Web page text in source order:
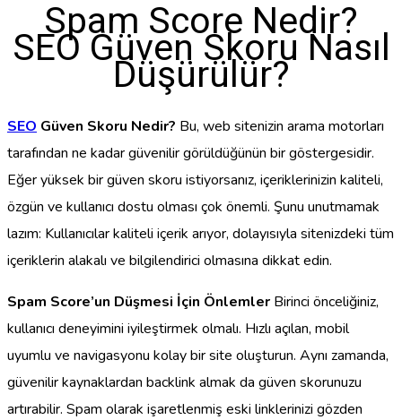
Spam Score Nedir?
SEO Güven Skoru Nasıl
Düşürülür?
SEO Güven Skoru Nedir? Bu, web sitenizin arama motorları
tarafından ne kadar güvenilir görüldüğünün bir göstergesidir.
Eğer yüksek bir güven skoru istiyorsanız, içeriklerinizin kaliteli,
özgün ve kullanıcı dostu olması çok önemli. Şunu unutmamak
lazım: Kullanıcılar kaliteli içerik arıyor, dolayısıyla sitenizdeki tüm
içeriklerin alakalı ve bilgilendirici olmasına dikkat edin.
Spam Score’un Düşmesi İçin Önlemler Birinci önceliğiniz,
kullanıcı deneyimini iyileştirmek olmalı. Hızlı açılan, mobil
uyumlu ve navigasyonu kolay bir site oluşturun. Aynı zamanda,
güvenilir kaynaklardan backlink almak da güven skorunuzu
artırabilir. Spam olarak işaretlenmiş eski linklerinizi gözden